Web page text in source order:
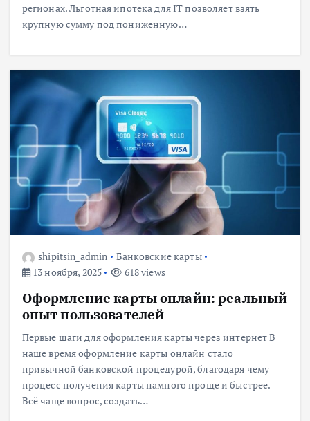
регионах. Льготная ипотека для IT позволяет взять
крупную сумму под пониженную…
shipitsin_admin
Банковские карты
13 ноября, 2025
618 views
Оформление карты онлайн: реальный
опыт пользователей
Первые шаги для оформления карты через интернет В
наше время оформление карты онлайн стало
привычной банковской процедурой, благодаря чему
процесс получения карты намного проще и быстрее.
Всё чаще вопрос, создать…